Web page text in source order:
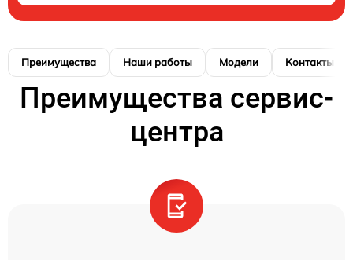
Преимущества Наши работы Модели Контакты
Преимущества сервис-
центра